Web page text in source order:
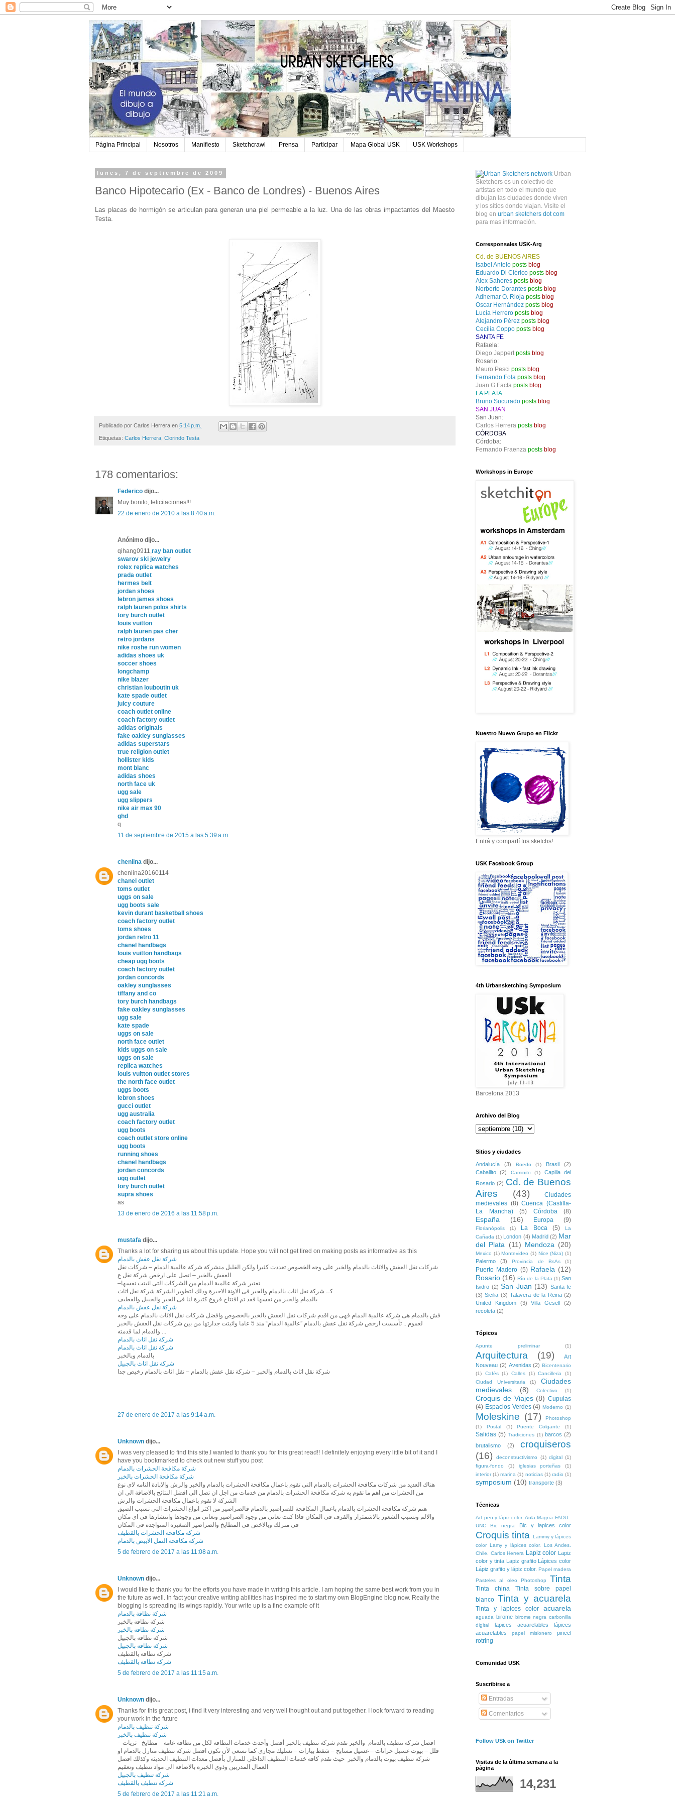
Página Principal Nosotros Manifiesto Sketchcrawl Prensa Participar Mapa Global USK USK Workshops
lunes, 7 de septiembre de 2009
Banco Hipotecario (Ex - Banco de Londres) - Buenos Aires
Las placas de hormigón se articulan para generan una piel permeable a la luz. Una de las obras impactantes del Maesto
Testa.
Publicado por Carlos Herrera en 5:14 p.m.
Etiquetas: Carlos Herrera Clorindo Testa
178 comentarios:
Federico dijo...
Muy bonito, felicitaciones!!!
22 de enero de 2010 a las 8:40 a.m.
Anónimo dijo...
qihang0911, ray ban outlet
swarov ski jewelry
rolex replica watches
prada outlet
hermes belt
jordan shoes
lebron james shoes
ralph lauren polos shirts
tory burch outlet
louis vuitton
ralph lauren pas cher
retro jordans
nike roshe run women
adidas shoes uk
soccer shoes
longchamp
nike blazer
christian louboutin uk
kate spade outlet
juicy couture
coach outlet online
coach factory outlet
adidas originals
fake oakley sunglasses
adidas superstars
true religion outlet
hollister kids
mont blanc
adidas shoes
north face uk
ugg sale
ugg slippers
nike air max 90
ghd
q
11 de septiembre de 2015 a las 5:39 a.m.
chenlina dijo...
chenlina20160114
chanel outlet
toms outlet
uggs on sale
ugg boots sale
kevin durant basketball shoes
coach factory outlet
toms shoes
jordan retro 11
chanel handbags
louis vuitton handbags
cheap ugg boots
coach factory outlet
jordan concords
oakley sunglasses
tiffany and co
tory burch handbags
fake oakley sunglasses
ugg sale
kate spade
uggs on sale
north face outlet
kids uggs on sale
uggs on sale
replica watches
louis vuitton outlet stores
the north face outlet
uggs boots
lebron shoes
gucci outlet
ugg australia
coach factory outlet
ugg boots
coach outlet store online
ugg boots
running shoes
chanel handbags
jordan concords
ugg outlet
tory burch outlet
supra shoes
as
13 de enero de 2016 a las 11:58 p.m.
mustafa dijo...
Thanks a lot for sharing us about this update. Hope you will not get tired on making posts as informative as this
شركة نقل عفش بالدمام
شركات نقل العفش والاثاث بالدمام والخبر على وجه الخصوص تعددت كثيرا ولكن القليل منشركة شركة عالمية الدمام – شركات نقل
العفش بالخبر – اتصل على ارخص شركة نقل ع
–تعتبر شركة عالمية الدمام من الشركات التى اثبتت نفسها
كــ شركة نقل اثاث بالدمام والخبر فى الاونة الاخيرة وذلك لتطوير الشركة شركة نقل اثاث
بالدمام والخبر من نفسها فقد تم افتتاح فروع كثيرة لنا فى الخبر والجبيل والقطيف
شركة نقل عفش بالدمام
فش بالدمام هى شركة عالمية الدمام فهى من اقدم شركات نقل العفش بالخبر بالخصوص وافضل شركات نقل الاثاث بالدمام على وجه
لعموم .. تأسست ارخص شركة نقل عفش بالدمام ”عالمية الدمام“ منذ 5 عاما واثبتت جدارتها من بين شركات نقل العفش بالخبر
شركة نقل اثاث بالدمام
شركة نقل اثاث بالدمام
بالدمام وبالخبر
شركة نقل اثاث بالجبيل
شركة نقل اثاث بالدمام والخبر – شركة نقل عفش بالدمام – نقل اثاث بالدمام رخيص جدا
27 de enero de 2017 a las 9:14 a.m.
Unknown dijo...
I was very pleased to find this site.I wanted to thank you for this great read!! I definitely enjoying every little bit of it and I
have you bookmarked to check out new stuff you post
شركة مكافحة الحشرات بالدمام
شركة مكافحة الحشرات بالخبر
هناك العديد من شركات مكافحة الحشرات بالدمام التى تقوم باعمال مكافحة الحشرات بالدمام والخبر والرش والابادة التامه لاى نوع
من الحشرات من اهم ما تقوم به شركه مكافحة الحشرات بالدمام من خدمات من اجل ان تصل الى افضل النتائج بالاضافة الى ان
الشركة لا تقوم باعمال مكافحة الحشرات والرش
هتم شركة مكافحة الحشرات بالدمام باعمال المكافحة للصراصير بالدمام فالصراصير من اكثر انواع الحشرات التى تسبب الضيق
والالم وتسبب الشعور بالاشمئزاز والقرف فى المكان فاذا كنت تعانى من وجود الصراصير وتعانى من وجودها وانتشارها فى اى مكان
فى منزلك وبالاخص فى المطابخ والصراصير الصغيره المتواجدة فى المكان
شركة مكافحة الحشرات بالقطيف
شركة مكافحة النمل الابيض بالدمام
5 de febrero de 2017 a las 11:08 a.m.
Unknown dijo...
I would like to thank you for the efforts you have made in writing this article. I am hoping the same best work from you in
the future as well. In fact your creative writing abilities has inspired me to start my own BlogEngine blog now. Really the
blogging is spreading its wings rapidly. Your write up is a fine example of it
شركة نظافة بالدمام
شركة نظافة بالخبر
شركة نظافة بالخبر
شركة نظافة بالجبيل
شركة نظافة بالجبيل
شركة نظافة بالقطيف
شركة نظافة بالقطيف
5 de febrero de 2017 a las 11:15 a.m.
Unknown dijo...
Thanks for this great post, i find it very interesting and very well thought out and put together. I look forward to reading
your work in the future
شركة تنظيف بالدمام
شركة تنظيف بالخبر
افضل شركة تنظيف بالدمام والخبر تقدم شركة تنظيف بالخبر أفضل وأحدث خدمات النظافة لكل من نظافة عامة – مطابخ –ثريات –
فلل – بيوت غسيل خزانات – غسيل مسابح – شفط بيارات – تسليك مجاري كما نسعي لأن نكون افضل شركة تنظيف منازل بالدمام او
شركة تنظيف بيوت بالدمام والخبر حيث نقدم كافة خدمات التنظيف الداخلي للمنازل بأفضل معدات التنظيف الحديثة وكذلك افضل
العمال المدربين وذوي الخبرة بالاضافة الى مواد تنظيف وتعقيم
شركة تنظيف بالجبيل
شركة تنظيف بالقطيف
5 de febrero de 2017 a las 11:21 a.m.
Urban
Sketchers es un colectivo de
artistas en todo el mundo que
dibujan las ciudades donde viven
y los sitios donde viajan. Visite el
blog en urban sketchers dot com
para mas información.
Corresponsales USK-Arg
Cd. de BUENOS AIRES
Isabel Antelo posts blog
Eduardo Di Clérico posts blog
Alex Sahores posts blog
Norberto Dorantes posts blog
Adhemar O. Rioja posts blog
Oscar Hernández posts blog
Lucía Herrero posts blog
Alejandro Pérez posts blog
Cecilia Coppo posts blog
SANTA FE
Rafaela:
Diego Jappert posts blog
Rosario:
Mauro Pesci posts blog
Fernando Fola posts blog
Juan G Facta posts blog
LA PLATA
Bruno Sucurado posts blog
SAN JUAN
San Juan:
Carlos Herrera posts blog
CÓRDOBA
Córdoba:
Fernando Fraenza posts blog
Workshops in Europe
Nuestro Nuevo Grupo en Flickr
Entrá y compartí tus sketchs!
USK Facebook Group
4th Urbansketching Symposium
Barcelona 2013
Archivo del Blog
Sitios y ciudades
Andalucía (3) Boedo (1) Brasil
(2)
Caballito
(2) Caminito (1)
Capilla del
Rosario (2) Cd. de Buenos
Aires
(43)
Ciudades
medievales (8) Cuenca (Castilla-
La Mancha)
(5) Córdoba (8)
España (16) Europa (9)
Florianópolis (1) La Boca (5)
La
Cañada (1) London (4) Madrid (2) Mar
del Plata (11) Mendoza (20)
Mexico (1) Montevideo (1) Nice (Niza) (1)
Palermo (3) Provincia de BsAs (1)
Puerto Madero (5) Rafaela (12)
Rosario (16) Río de la Plata (1) San
Isidro (2) San Juan (13) Santa fe
(3) Sicilia (3) Talavera de la Reina (2)
United Kingdom
(3) Villa Gesell
(2)
recoleta (2)
Tópicos
Apunte preliminar (1)
Arquitectura (19)
Art
Nouveau (2) Avenidas (2) Bicentenario
(1)
Cafés (1) Calles (1) Cancilleria
(1)
Ciudad Universitaria
(1)
Ciudades
medievales
(8) Colectivo (1)
Croquis de Viajes (8) Cupulas
(4) Espacios Verdes (4) Moderno (1)
Moleskine (17)
Photoshop
(1)
Postal (1) Puente Colgante (1)
Salidas (5) Tradiciones (1) barcos (2)
brutalismo
(2)
croquiseros
(16)
deconstructivismo (1) digital
(1)
figura-fondo
(1) iglesias porteñas
(1)
interior (1) marina (1) noticias (1) radio (1)
symposium (10) transporte (3)
Técnicas
Art pen y lápiz color. Aula Magna FADU -
UNC
Bic negra Bic y lapices color
Croquis tinta
Lammy y lápices
color
Lamy y lápices color. Los Andes.
Chile. Carlos Herrera Lapiz color
Lapiz
color y tinta
Lapiz grafito
Lápices color
Lápiz grafito y lápiz color. Papel madera
Pasteles al oleo
Photoshop Tinta
Tinta china
Tinta sobre papel
blanco Tinta y acuarela
Tinta y lapices color acuarela
aguada birome birome negra carbonilla
digital
lapices acuarelables
lápices
acuarelables
papel misionero pincel
rotring
Comunidad USK
Suscribirse a
Entradas
Comentarios
Follow USk on Twitter
Visitas de la última semana a la
página
14,231